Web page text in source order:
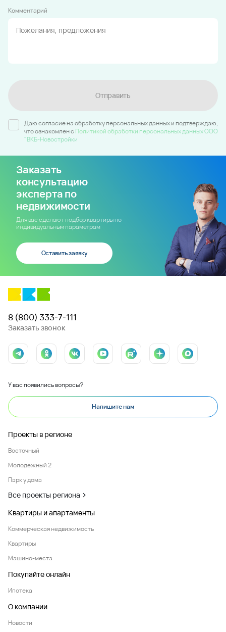
Комментарий
Отправить
Даю согласие на обработку персональных данных и подтверждаю,
что ознакомлен c Политикой обработки персональных данных ООО
"ВКБ-Новостройки
Заказать
консультацию
эксперта по
недвижимости
Для вас сделают подбор квартиры по
индивидуальным параметрам
Оставить заявку
8 (800) 333-7-111
Заказать звонок
У вас появились вопросы?
Напишите нам
Проекты в регионе
Восточный
Молодежный 2
Парк у дома
Все проекты региона
Квартиры и апартаменты
Коммерческая недвижимость
Квартиры
Машино-места
Покупайте онлайн
Ипотека
О компании
Новости